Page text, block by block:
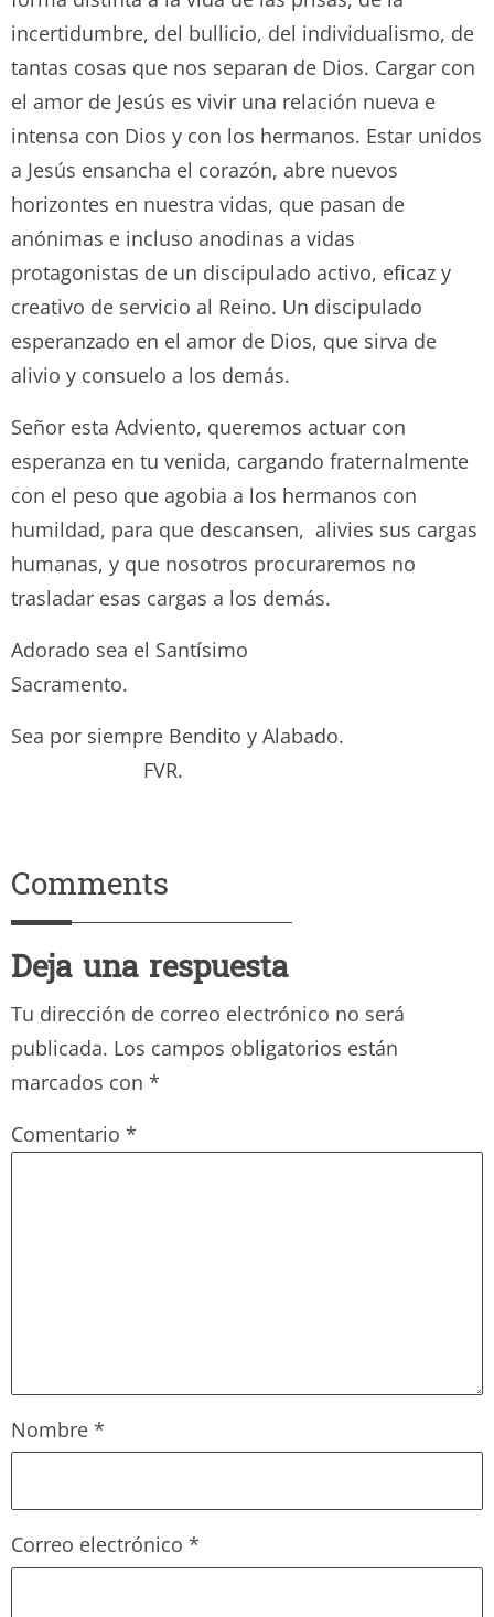
incertidumbre, del bullicio, del individualismo, de
tantas cosas que nos separan de Dios. Cargar con
el amor de Jesús es vivir una relación nueva e
intensa con Dios y con los hermanos. Estar unidos
a Jesús ensancha el corazón, abre nuevos
horizontes en nuestra vidas, que pasan de
anónimas e incluso anodinas a vidas
protagonistas de un discipulado activo, eficaz y
creativo de servicio al Reino. Un discipulado
esperanzado en el amor de Dios, que sirva de
alivio y consuelo a los demás.
Señor esta Adviento, queremos actuar con
esperanza en tu venida, cargando fraternalmente
con el peso que agobia a los hermanos con
humildad, para que descansen, alivies sus cargas
humanas, y que nosotros procuraremos no
trasladar esas cargas a los demás.
Adorado sea el Santísimo
Sacramento.
Sea por siempre Bendito y Alabado.
FVR.
Comments
Deja una respuesta
Tu dirección de correo electrónico no será
publicada. Los campos obligatorios están
marcados con *
Comentario *
Nombre *
Correo electrónico *